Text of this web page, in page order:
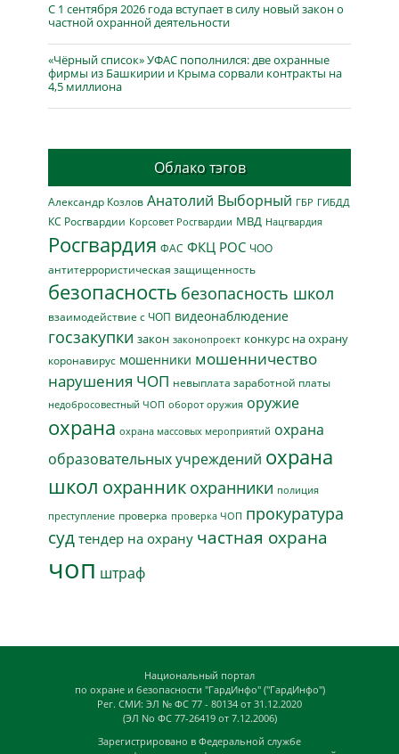
С 1 сентября 2026 года вступает в силу новый закон о
частной охранной деятельности
«Чёрный список» УФАС пополнился: две охранные
фирмы из Башкирии и Крыма сорвали контракты на
4,5 миллиона
Облако тэгов
Александр Козлов Анатолий Выборный ГБР ГИБДД
КС Росгвардии Корсовет Росгвардии МВД Нацгвардия
Росгвардия ФАС ФКЦ РОС ЧОО
антитеррористическая защищенность
безопасность безопасность школ
взаимодействие с ЧОП видеонаблюдение
госзакупки закон законопроект конкурс на охрану
коронавирус мошенники мошенничество
нарушения ЧОП невыплата заработной платы
недобросовестный ЧОП оборот оружия оружие
охрана охрана массовых мероприятий охрана
образовательных учреждений охрана
школ охранник охранники полиция
преступление проверка проверка ЧОП прокуратура
суд тендер на охрану частная охрана
чоп штраф
Национальный портал
по охране и безопасности "ГардИнфо" ("ГардИнфо")
Рег. СМИ: ЭЛ № ФС 77 - 80134 от 31.12.2020
(ЭЛ No ФС 77-26419 от 7.12.2006)
Зарегистрировано в Федеральной службе